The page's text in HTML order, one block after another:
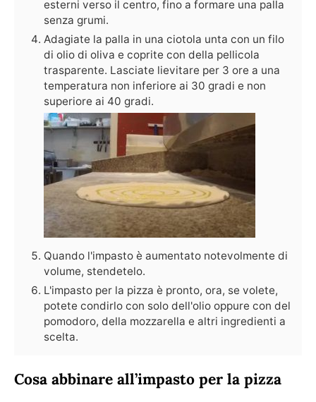
esterni verso il centro, fino a formare una palla
senza grumi.
Adagiate la palla in una ciotola unta con un filo
di olio di oliva e coprite con della pellicola
trasparente. Lasciate lievitare per 3 ore a una
temperatura non inferiore ai 30 gradi e non
superiore ai 40 gradi.
Quando l'impasto è aumentato notevolmente di
volume, stendetelo.
L'impasto per la pizza è pronto, ora, se volete,
potete condirlo con solo dell'olio oppure con del
pomodoro, della mozzarella e altri ingredienti a
scelta.
Cosa abbinare all’impasto per la pizza